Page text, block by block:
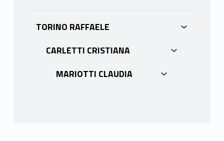
TORINO RAFFAELE
CARLETTI CRISTIANA
MARIOTTI CLAUDIA